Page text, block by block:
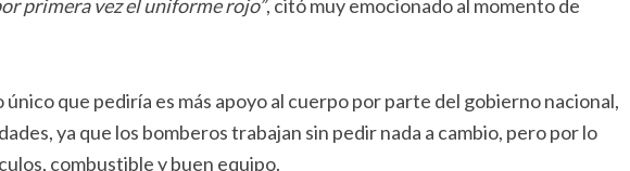
primera vez el uniforme rojo”, citó muy emocionado al momento de
que pediría es más apoyo al cuerpo por parte del gobierno nacional,
ya que los bomberos trabajan sin pedir nada a cambio, pero por lo
combustible y buen equipo.